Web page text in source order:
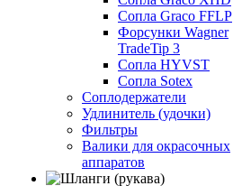
Сопла Graco FFLP
Форсунки Wagner
TradeTip 3
Сопла HYVST
Сопла Sotex
Соплодержатели
Удлинитель (удочки)
Фильтры
Валики для окрасочных
аппаратов